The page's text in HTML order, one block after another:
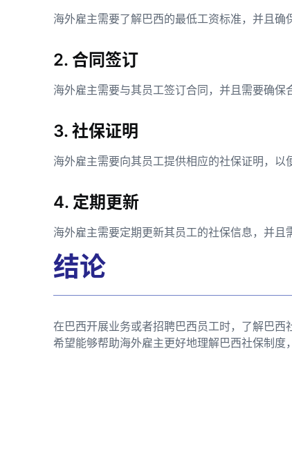
海外雇主需要了解巴西的最低工资标准，并且确
2. 合同签订
海外雇主需要与其员工签订合同，并且需要确保
3. 社保证明
海外雇主需要向其员工提供相应的社保证明，以
4. 定期更新
海外雇主需要定期更新其员工的社保信息，并且
结论
在巴西开展业务或者招聘巴西员工时，了解巴西
希望能够帮助海外雇主更好地理解巴西社保制度